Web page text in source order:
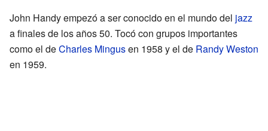
John Handy empezó a ser conocido en el mundo del jazz
a finales de los años 50. Tocó con grupos importantes
como el deCharles Mingusen 1958 y el de Randy Weston
en 1959.